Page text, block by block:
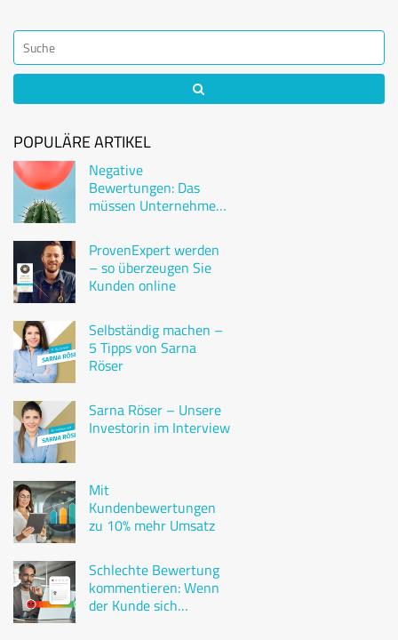
POPULÄRE ARTIKEL
Negative
Bewertungen: Das
müssen Unternehmen
ProvenExpert werden
– so überzeugen Sie
Kunden online
Selbständig machen –
5 Tipps von Sarna
Röser
Sarna Röser – Unsere
Investorin im Interview
Mit
Kundenbewertungen
zu 10% mehr Umsatz
Schlechte Bewertung
kommentieren: Wenn
der Kunde sich